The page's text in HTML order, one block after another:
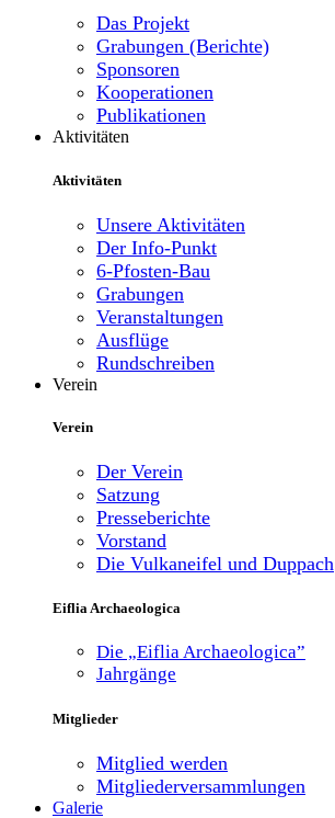
Das Projekt
Grabungen (Berichte)
Sponsoren
Kooperationen
Publikationen
Aktivitäten
Aktivitäten
Unsere Aktivitäten
Der Info-Punkt
6-Pfosten-Bau
Grabungen
Veranstaltungen
Ausflüge
Rundschreiben
Verein
Verein
Der Verein
Satzung
Presseberichte
Vorstand
Die Vulkaneifel und Duppach
Eiflia Archaeologica
Die „Eiflia Archaeologica”
Jahrgänge
Mitglieder
Mitglied werden
Mitgliederversammlungen
Galerie